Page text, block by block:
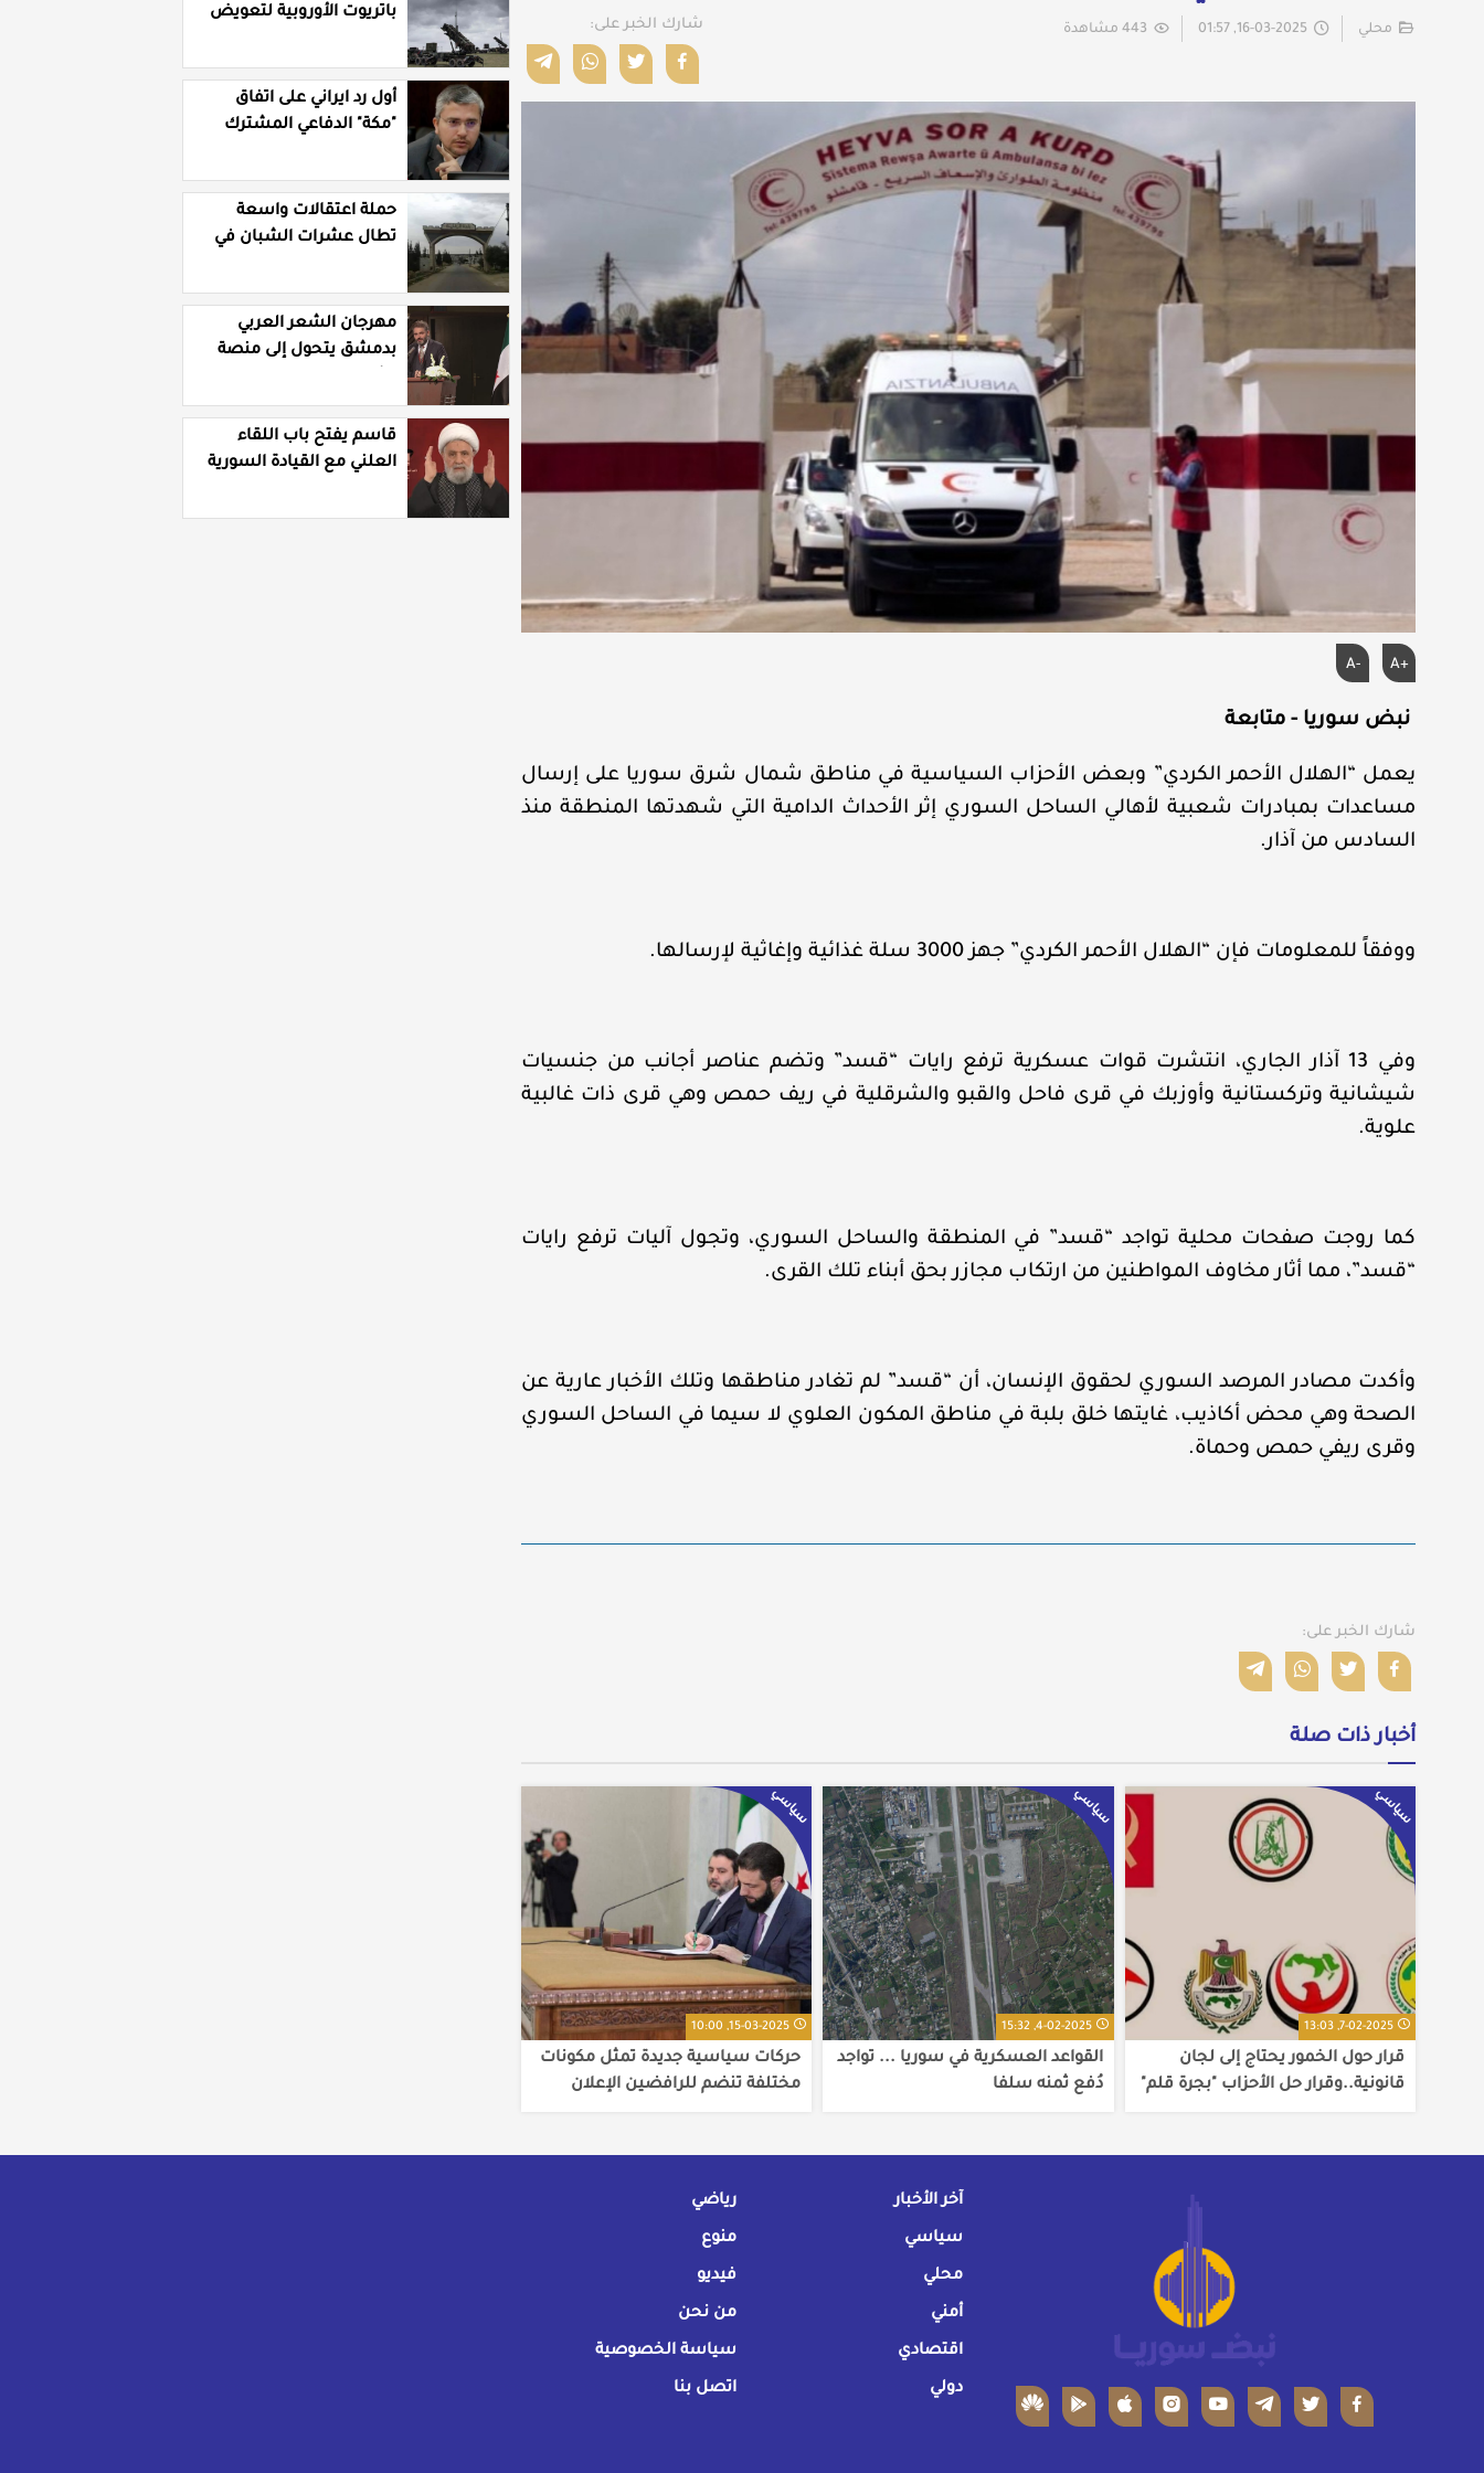
محلي شارك الخبر على:
A+
A-
نبض سوريا - متابعة
يعمل “الهلال الأحمر الكردي” وبعض الأحزاب السياسية في مناطق شمال شرق سوريا على إرسال
مساعدات بمبادرات شعبية لأهالي الساحل السوري إثر الأحداث الدامية التي شهدتها المنطقة منذ
السادس من آذار.
ووفقاً للمعلومات فإن “الهلال الأحمر الكردي” جهز 3000 سلة غذائية وإغاثية لإرسالها.
وفي 13 آذار الجاري، انتشرت قوات عسكرية ترفع رايات “قسد” وتضم عناصر أجانب من جنسيات
شيشانية وتركستانية وأوزبك في قرى فاحل والقبو والشرقلية في ريف حمص وهي قرى ذات غالبية
علوية.
كما روجت صفحات محلية تواجد “قسد” في المنطقة والساحل السوري، وتجول آليات ترفع رايات
“قسد”، مما أثار مخاوف المواطنين من ارتكاب مجازر بحق أبناء تلك القرى.
وأكدت مصادر المرصد السوري لحقوق الإنسان، أن “قسد” لم تغادر مناطقها وتلك الأخبار عارية عن
الصحة وهي محض أكاذيب، غايتها خلق بلبة في مناطق المكون العلوي لا سيما في الساحل السوري
وقرى ريفي حمص وحماة.
شارك الخبر على:
أخبار ذات صلة
سياسي
7-02-2025, 13:03
قرار حول الخمور يحتاج إلى لجان
قانونية..وقرار حل الأحزاب "بجرة قلم"
سياسي
4-02-2025, 15:32
القواعد العسكرية في سوريا ... تواجد
دُفع ثمنه سلفا
سياسي
15-03-2025, 10:00
حركات سياسية جديدة تمثل مكونات
مختلفة تنضم للرافضين الإعلان
باتريوت الأوروبية لتعويض
في مواجهة ايران
أول رد ايراني على اتفاق
"مكة" الدفاعي المشترك
حملة اعتقالات واسعة
تطال عشرات الشبان في
الشرقي
مهرجان الشعر العربي
بدمشق يتحول إلى منصة
السوريات والعربيات
قاسم يفتح باب اللقاء
العلني مع القيادة السورية
بـ"خدمة إسرائيل"
آخر الأخبار
سياسي
محلي
أمني
اقتصادي
دولي
رياضي
منوع
فيديو
من نحن
سياسة الخصوصية
اتصل بنا